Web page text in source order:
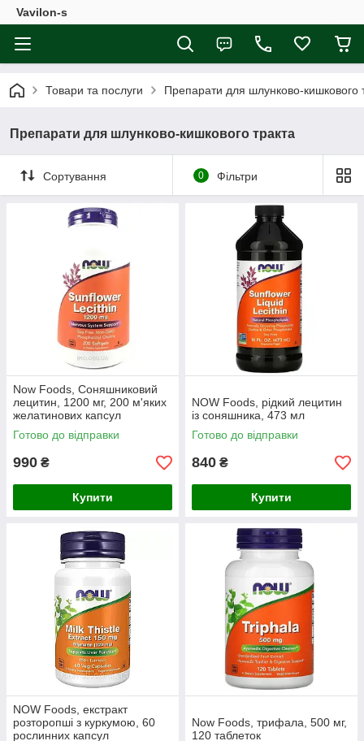
Vavilon-s
Товари та послуги Препарати для шлунково-кишкового
Препарати для шлунково-кишкового тракта
Сортування 0 Фільтри
Now Foods, Соняшниковий
лецитин, 1200 мг, 200 м'яких
желатинових капсул
Готово до відправки
990 ₴
Купити
NOW Foods, рідкий лецитин
із соняшника, 473 мл
Готово до відправки
840 ₴
Купити
NOW Foods, екстракт
розторопші з куркумою, 60
рослинних капсул
Now Foods, трифала, 500 мг,
120 таблеток